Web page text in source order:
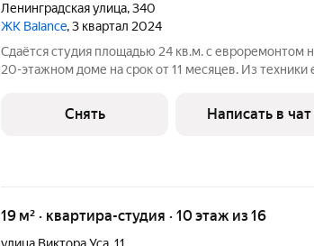
Ленинградская улица,340
ЖК Balance, 3 квартал 2024
Сдаётся студия площадью 24 кв.м. с евроремонтом
20-этажном доме на срок от 11 месяцев. Из техники
монолитный, окна выходят во двор. В подъезде 3
грузовой и 2
Снять Написать в чат
19 м² · квартира-студия · 10 этаж из 16